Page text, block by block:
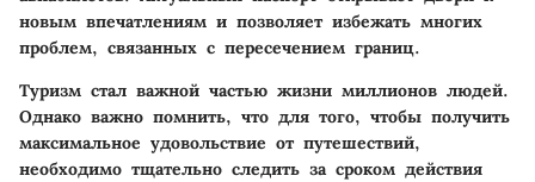
новым впечатлениям и позволяет избежать многих
проблем, связанных с пересечением границ.
Туризм стал важной частью жизни миллионов людей.
Однако важно помнить, что для того, чтобы получить
максимальное удовольствие от путешествий,
необходимо тщательно следить за сроком действия